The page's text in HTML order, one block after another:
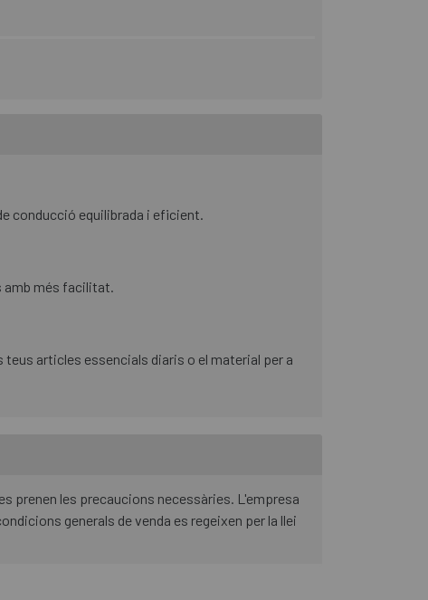
conducció equilibrada i eficient.
amb més facilitat.
articles essencials diaris o el material per a
prenen les precaucions necessàries. L'empresa
generals de venda es regeixen per la llei